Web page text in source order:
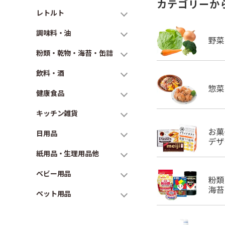
レトルト
調味料・油
粉類・乾物・海苔・缶詰
飲料・酒
健康食品
キッチン雑貨
日用品
紙用品・生理用品他
ベビー用品
ペット用品
カテゴリーか